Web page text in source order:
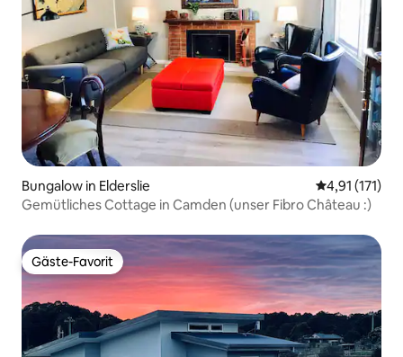
Bungalow in Elderslie
4,91 (171)
Gemütliches Cottage in Camden (unser Fibro Château :)
Gäste-Favorit
Gäste-Favorit